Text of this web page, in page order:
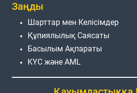
Заңды
Шарттар мен Келісімдер
Құпиялылық Саясаты
Басылым Ақпараты
KYC және AML